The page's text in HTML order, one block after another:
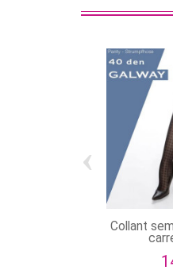
Collant
‹